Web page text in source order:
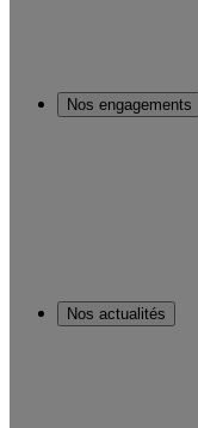
Nos engagements
Nos actualités